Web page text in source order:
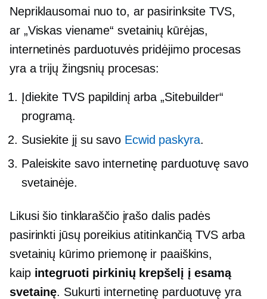
Nepriklausomai nuo to, ar pasirinksite TVS,
ar „Viskas viename“ svetainių kūrėjas,
internetinės parduotuvės pridėjimo procesas
yra atrijų žingsnių procesas:
Įdiekite TVS papildinį arba „Sitebuilder“
programą.
Susiekite jį su savo Ecwid paskyra.
Paleiskite savo internetinę parduotuvę savo
svetainėje.
Likusi šio tinklaraščio įrašo dalis padės
pasirinkti jūsų poreikius atitinkančią TVS arba
svetainių kūrimo priemonę ir paaiškins,
kaip integruoti pirkinių krepšelį į esamą
svetainę. Sukurti internetinę parduotuvę yra